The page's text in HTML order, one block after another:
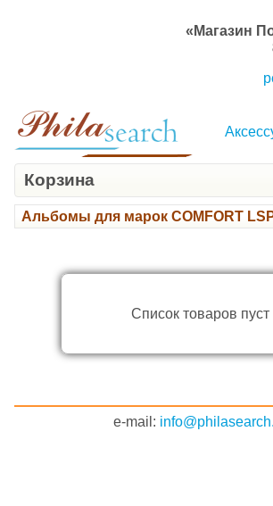
«Магазин
Корзина
Альбомы для марок COMFORT
Список товаров пуст
e-mail: